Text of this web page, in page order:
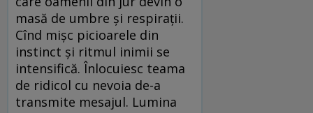
masă de umbre și respirații.
Cînd mișc picioarele din
instinct și ritmul inimii se
intensifică. Înlocuiesc teama
de ridicol cu nevoia de-a
transmite mesajul. Lumina